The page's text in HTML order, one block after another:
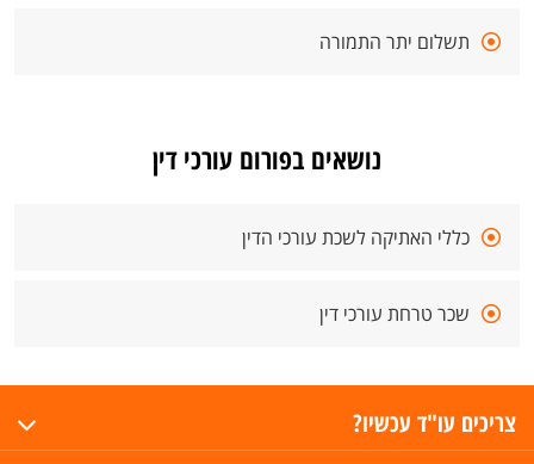
תשלום יתר התמורה
נושאים בפורום עורכי דין
כללי האתיקה לשכת עורכי הדין
שכר טרחת עורכי דין
צריכים עו"ד עכשיו?